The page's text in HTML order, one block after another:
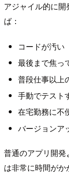
アジャイル的に開
ば：
コードが汚い
最後まで焦っ
普段仕事以上
手動でテスト
在宅勤務に不
バージョンア
普通のアプリ開
は非常に時間がか